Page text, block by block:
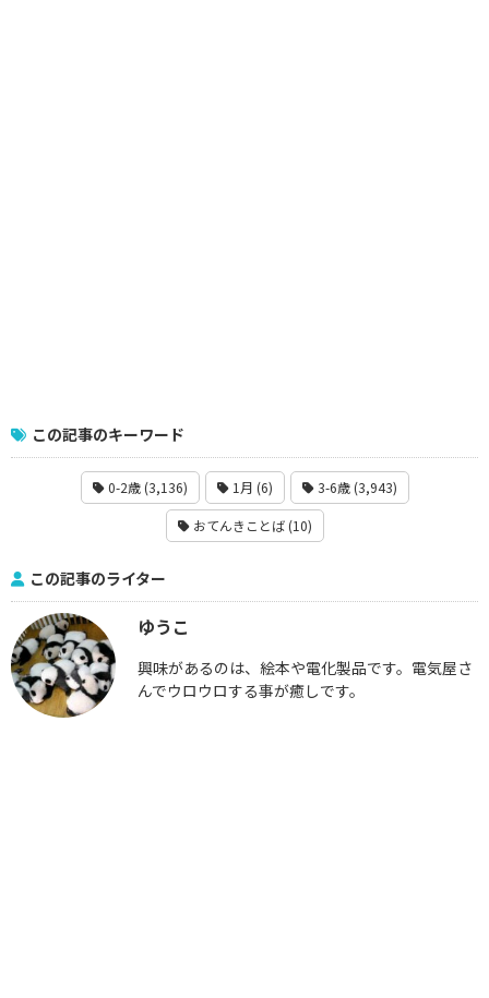
この記事のキーワード
0-2歳 (3,136) 1月 (6) 3-6歳 (3,943)
おてんきことば (10)
この記事のライター
ゆうこ
興味があるのは、絵本や電化製品です。電気屋さ
んでウロウロする事が癒しです。